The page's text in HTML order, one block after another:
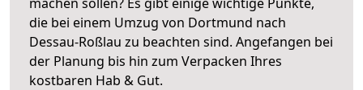
die bei einem Umzug von Dortmund nach
Dessau-Roßlau zu beachten sind. Angefangen bei
der Planung bis hin zum Verpacken Ihres
kostbaren Hab & Gut.